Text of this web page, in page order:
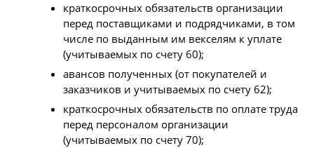
краткосрочных обязательств организации
перед поставщиками и подрядчиками, в том
числе по выданным им векселям к уплате
(учитываемых по счету 60);
авансов полученных (от покупателей и
заказчиков и учитываемых по счету 62);
краткосрочных обязательств по оплате труда
перед персоналом организации
(учитываемых по счету 70);